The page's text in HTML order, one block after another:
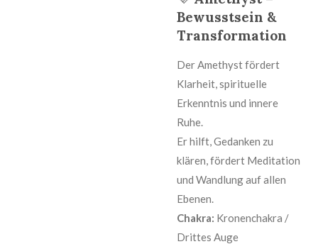
Bewusstsein &
Transformation
Der Amethyst fördert
Klarheit, spirituelle
Erkenntnis und innere
Ruhe.
Er hilft, Gedanken zu
klären, fördert Meditation
und Wandlung auf allen
Ebenen.
Chakra: Kronenchakra /
Drittes Auge